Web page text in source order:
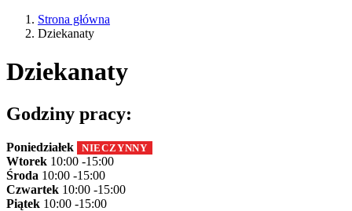
Strona główna
Dziekanaty
Dziekanaty
Godziny pracy:
Poniedziałek NIECZYNNY
Wtorek 10:00 -15:00
Środa 10:00 -15:00
Czwartek 10:00 -15:00
Piątek 10:00 -15:00